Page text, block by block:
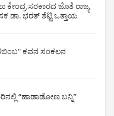
ಕೇಂದ್ರ ಸರಕಾರದ ಜೊತೆ ರಾಜ್ಯ
ಡಾ. ಭರತ್ ಶೆಟ್ಟಿ ಒತ್ತಾಯ
ಕವನ ಸಂಕಲನ
“ಹಾಡಾಡೋಣ ಬನ್ನಿ”